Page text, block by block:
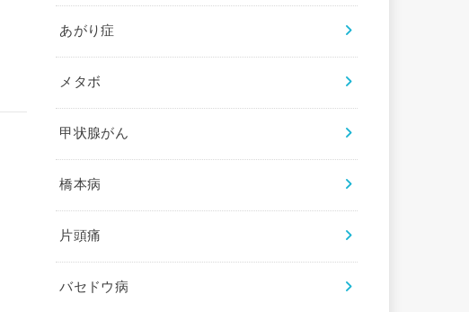
あがり症
メタボ
甲状腺がん
橋本病
片頭痛
バセドウ病